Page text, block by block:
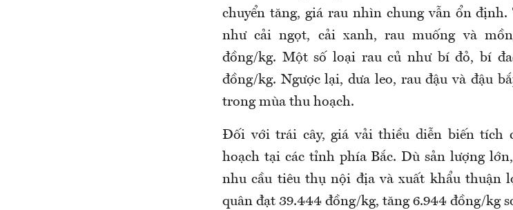
chuyển tăng, giá rau nhìn chung vẫn ổn
như cải ngọt, cải xanh, rau muống và
đồng/kg. Một số loại rau củ như bí đỏ, bí
đồng/kg. Ngược lại, dưa leo, rau đậu và đậu
trong mùa thu hoạch.
Đối với trái cây, giá vải thiều diễn biến tích
hoạch tại các tỉnh phía Bắc. Dù sản lượng
nhu cầu tiêu thụ nội địa và xuất khẩu thuận
quân đạt 39.444 đồng/kg, tăng 6.944 đồng/kg